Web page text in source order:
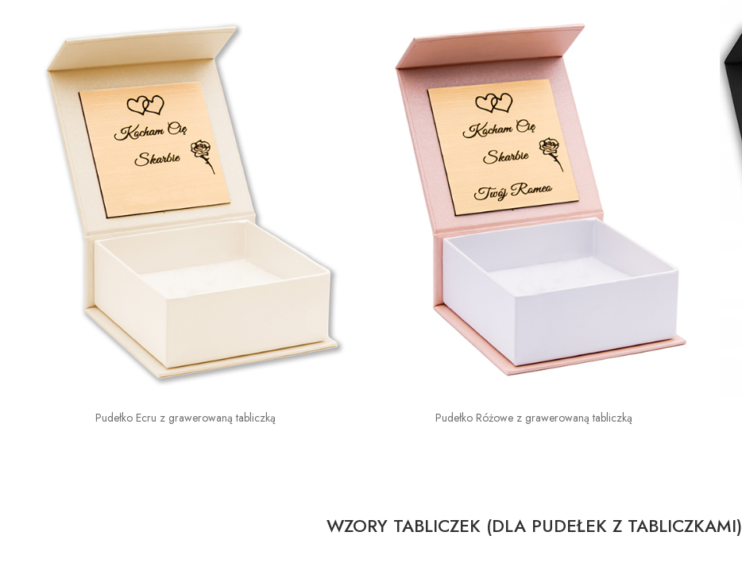
Pudełko Ecru z grawerowaną tabliczką Pudełko Różowe z grawerowaną tabliczką
WZORY TABLICZEK (DLA PUDEŁEK Z TABLICZKAMI)